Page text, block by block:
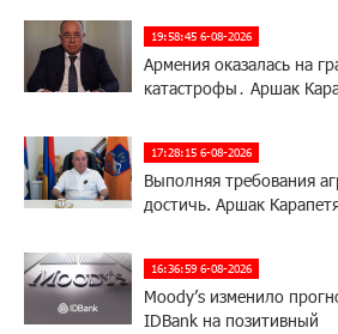
19:58:45 6-08-2026
Армения оказалась на
катастрофы․ Аршак
17:28:15 6-08-2026
Выполняя требования
достичь. Аршак
16:36:59 6-08-2026
Moody’s изменило
IDBank на позитивный